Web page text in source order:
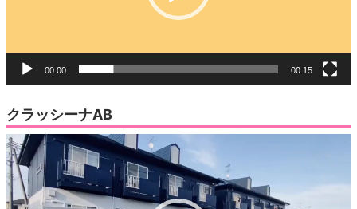
00:00 00:15
クラッシーナAB
動
画
プ
レ